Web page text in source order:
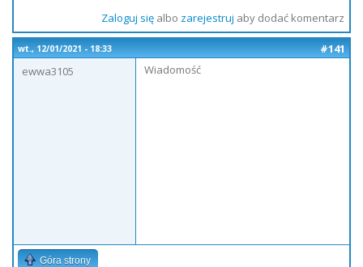
Zaloguj sięalbo zarejestruj aby dodać komentarz
wt., 12/01/2021 - 18:33
#141
ewwa3105
Wiadomość
Góra strony